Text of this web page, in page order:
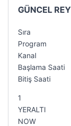
GÜNCEL
Sıra
Program
Kanal
Başlama Saati
Bitiş Saati
1
YERALTI
NOW